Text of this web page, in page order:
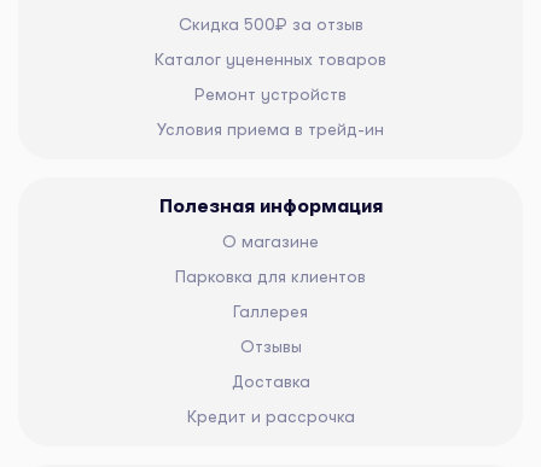
Скидка 500₽ за отзыв
Каталог уцененных товаров
Ремонт устройств
Условия приема в трейд-ин
Полезная информация
О магазине
Парковка для клиентов
Галлерея
Отзывы
Доставка
Кредит и рассрочка